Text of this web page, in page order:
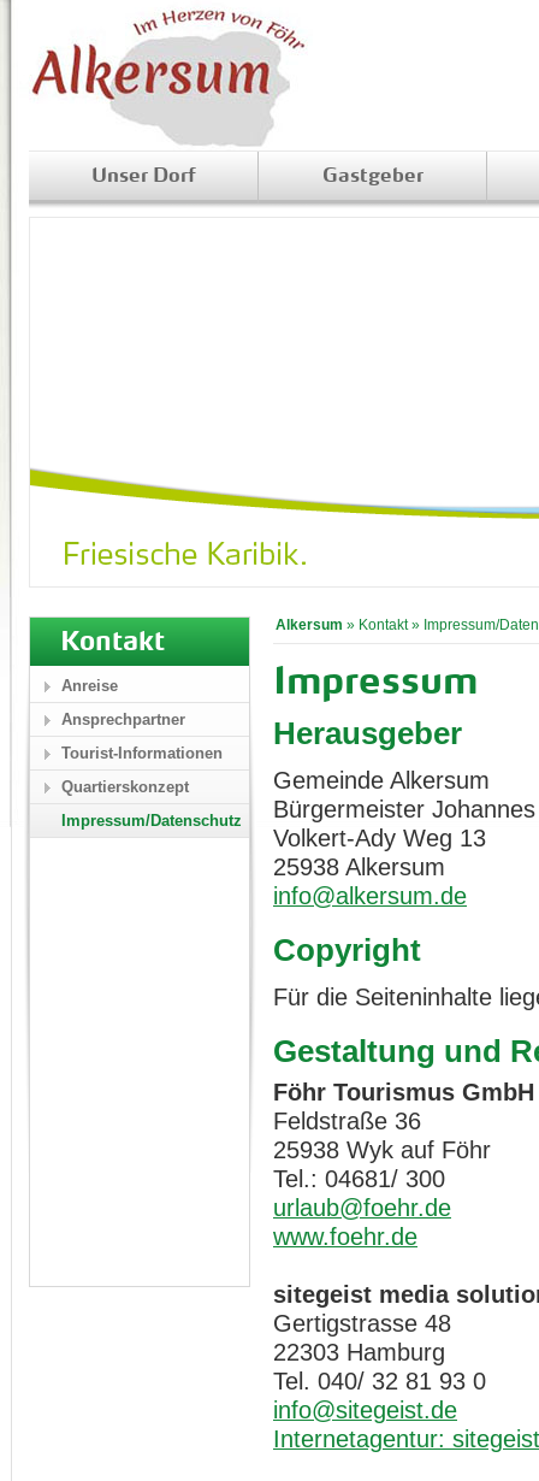
Unser Dorf Gastgeber
Alkersum » Kontakt» Impressum/
Impressum
Herausgeber
Gemeinde Alkersum
Bürgermeister
Volkert-Ady Weg 13
25938 Alkersum
info@alkersum.de
Copyright
Für die Seiteninhalte
Gestaltung und
Föhr Tourismus GmbH
Feldstraße 36
25938 Wyk auf Föhr
Tel.: 04681/ 300
urlaub@foehr.de
www.foehr.de
sitegeist media
Gertigstrasse 48
22303 Hamburg
Tel. 040/ 32 81 93 0
info@sitegeist.de
Internetagentur: sitegeist
Kontakt
Anreise
Ansprechpartner
Tourist-Informationen
Quartierskonzept
Impressum/Datenschutz